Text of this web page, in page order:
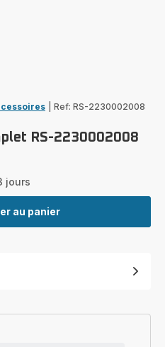
Ref: RS-2230002008
RS-2230002008
jours
au panier